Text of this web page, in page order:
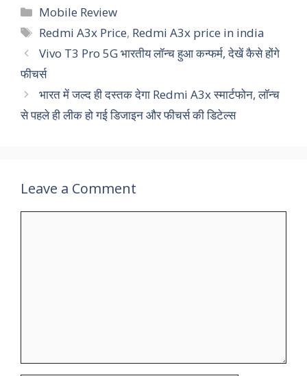
Categories
Mobile Review
Tags
Redmi A3x Price, Redmi A3x price in india
Vivo T3 Pro 5G भारतीय लॉन्च हुआ कन्फर्म, देखें कैसे होंगे
फीचर्स
भारत में जल्‍द ही दस्‍तक देगा Redmi A3x स्‍मार्टफोन, लॉन्‍च
से पहले ही लीक हो गई डिजाइन और फीचर्स की डिटेल्‍स
Leave a Comment